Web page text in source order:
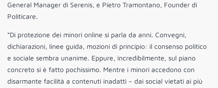
General Manager di Serenis, e Pietro Tramontano, Founder di
Politicare.
“Di protezione dei minori online si parla da anni. Convegni,
dichiarazioni, linee guida, mozioni di principio: il consenso politico
e sociale sembra unanime. Eppure, incredibilmente, sul piano
concreto si è fatto pochissimo. Mentre i minori accedono con
disarmante facilità a contenuti inadatti – dai social vietati ai più